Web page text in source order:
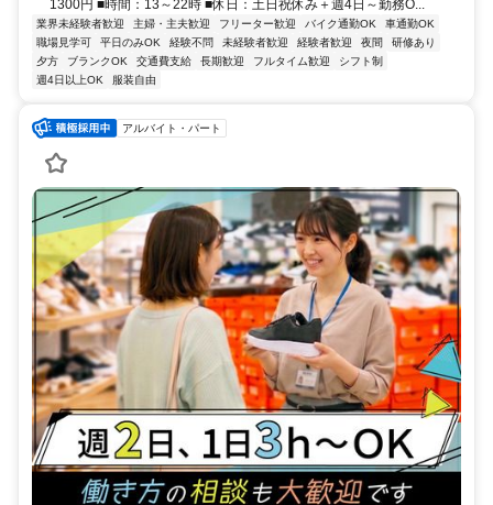
1300円 ■時間：13～22時 ■休日：土日祝休み＋週4日～勤務O...
業界未経験者歓迎 主婦・主夫歓迎 フリーター歓迎 バイク通勤OK
車通勤OK
職場見学可
平日のみOK 経験不問 未経験者歓迎 経験者歓迎 夜間
研修あり
夕方
ブランクOK 交通費支給 長期歓迎 フルタイム歓迎
シフト制
週4日以上OK
服装自由
アルバイト・パート